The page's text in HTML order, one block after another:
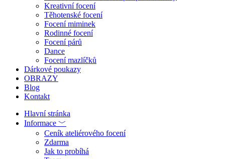
Kreativní focení
Těhotenské focení
Focení miminek
Rodinné focení
Focení párů
Dance
Focení mazlíčků
Dárkové poukazy
OBRAZY
Blog
Kontakt
Hlavní stránka
Informace ﹀
Ceník ateliérového focení
Zdarma
Jak to probíhá